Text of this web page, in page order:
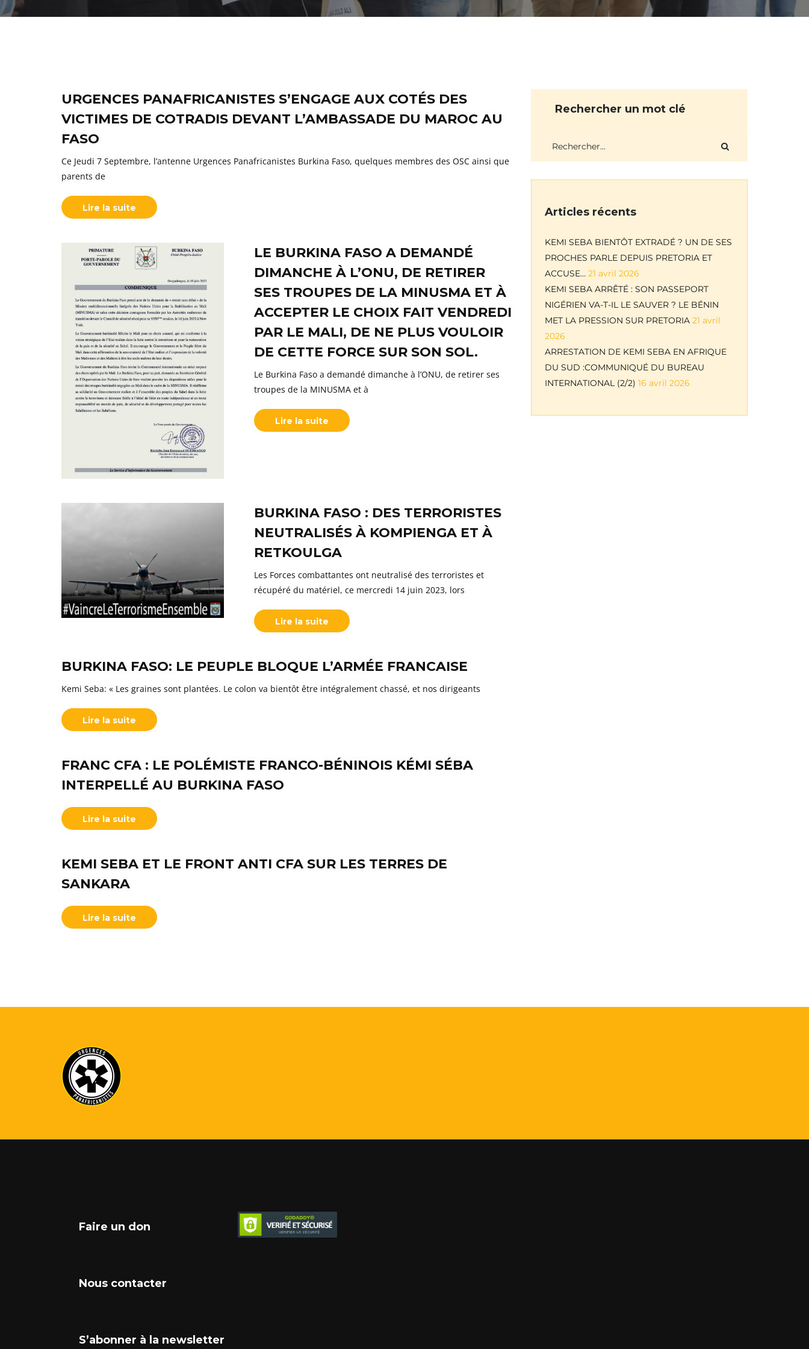
URGENCES PANAFRICANISTES S’ENGAGE AUX COTÉS DES
VICTIMES DE COTRADIS DEVANT L’AMBASSADE DU MAROC AU
FASO
Ce Jeudi 7 Septembre, l’antenne Urgences Panafricanistes Burkina Faso, quelques membres des OSC ainsi que
parents de
Lire la suite
LE BURKINA FASO A DEMANDÉ
DIMANCHE À L’ONU, DE RETIRER
SES TROUPES DE LA MINUSMA ET À
ACCEPTER LE CHOIX FAIT VENDREDI
PAR LE MALI, DE NE PLUS VOULOIR
DE CETTE FORCE SUR SON SOL.
Le Burkina Faso a demandé dimanche à l’ONU, de retirer ses
troupes de la MINUSMA et à
Lire la suite
BURKINA FASO : DES TERRORISTES
NEUTRALISÉS À KOMPIENGA ET À
RETKOULGA
Les Forces combattantes ont neutralisé des terroristes et
récupéré du matériel, ce mercredi 14 juin 2023, lors
Lire la suite
BURKINA FASO: LE PEUPLE BLOQUE L’ARMÉE FRANCAISE
Kemi Seba: « Les graines sont plantées. Le colon va bientôt être intégralement chassé, et nos dirigeants
Lire la suite
FRANC CFA : LE POLÉMISTE FRANCO-BÉNINOIS KÉMI SÉBA
INTERPELLÉ AU BURKINA FASO
Lire la suite
KEMI SEBA ET LE FRONT ANTI CFA SUR LES TERRES DE
SANKARA
Lire la suite
Rechercher un mot clé
Articles récents
KEMI SEBA BIENTÔT EXTRADÉ ? UN DE SES
PROCHES PARLE DEPUIS PRETORIA ET
ACCUSE… 21 avril 2026
KEMI SEBA ARRÊTÉ : SON PASSEPORT
NIGÉRIEN VA-T-IL LE SAUVER ? LE BÉNIN
MET LA PRESSION SUR PRETORIA 21 avril
2026
ARRESTATION DE KEMI SEBA EN AFRIQUE
DU SUD :COMMUNIQUÉ DU BUREAU
INTERNATIONAL (2/2) 16 avril 2026
Faire un don
Nous contacter
S’abonner à la newsletter